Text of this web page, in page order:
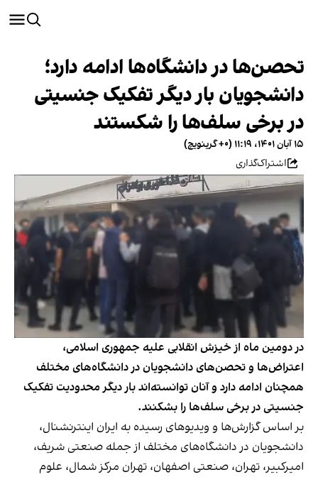
تحصن‌ها در دانشگاه‌ها ادامه دارد؛
دانشجویان بار دیگر تفکیک جنسیتی
در برخی سلف‌ها را شکستند
۱۵ آبان ۱۴۰۱، ۱۱:۱۹ (‎+۰ گرینویچ)
اشتراک‌گذاری
در دومین ماه از خیزش انقلابی علیه جمهوری اسلامی،
اعتراض‌ها و تحصن‌های دانشجویان در دانشگاه‌های مختلف
همچنان ادامه دارد و آنان توانسته‌اند بار دیگر محدودیت تفکیک
جنسیتی در برخی سلف‌ها را بشکنند.
بر اساس گزارش‌ها و ویدیوهای رسیده به ایران اینترنشنال،
دانشجویان در دانشگاه‌های مختلف از جمله صنعتی شریف،‌
امیرکبیر، ‌تهران، صنعتی اصفهان، تهران مرکز شمال،‌ علوم